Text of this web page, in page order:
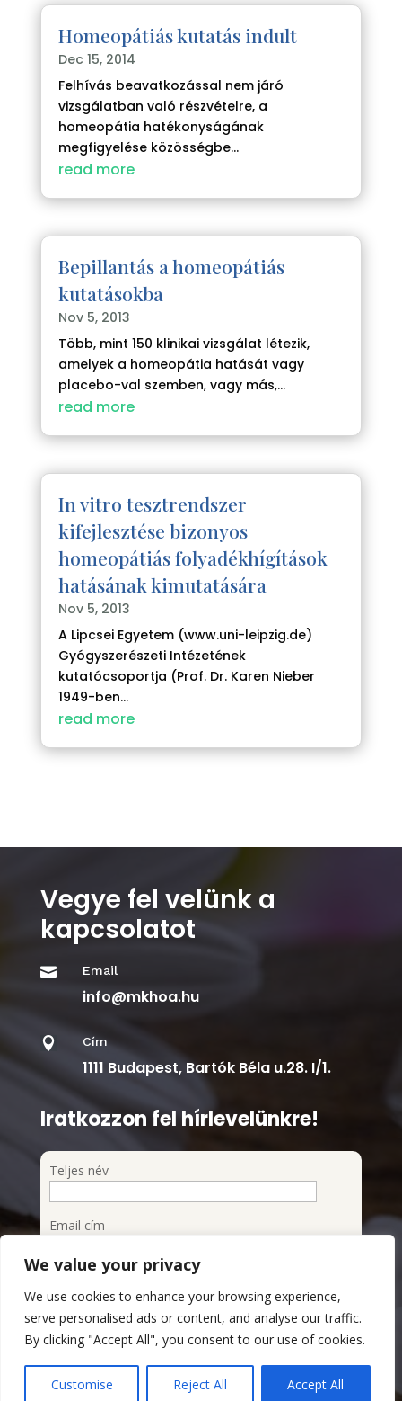
We value your privacy
We use cookies to enhance your browsing experience,
serve personalised ads or content, and analyse our traffic.
By clicking "Accept All", you consent to our use of cookies.
Customise Reject All Accept All
Homeopátiás kutatás indult
Dec 15, 2014
Felhívás beavatkozással nem járó
vizsgálatban való részvételre, a
homeopátia hatékonyságának
megfigyelése közösségbe...
read more
Bepillantás a homeopátiás
kutatásokba
Nov 5, 2013
Több, mint 150 klinikai vizsgálat létezik,
amelyek a homeopátia hatását vagy
placebo-val szemben, vagy más,...
read more
In vitro tesztrendszer
kifejlesztése bizonyos
homeopátiás folyadékhígítások
hatásának kimutatására
Nov 5, 2013
A Lipcsei Egyetem (www.uni-leipzig.de)
Gyógyszerészeti Intézetének
kutatócsoportja (Prof. Dr. Karen Nieber
1949-ben...
read more
Vegye fel velünk a
kapcsolatot
 Email
info@mkhoa.hu
 Cím
1111 Budapest, Bartók Béla u.28. I/1.
Iratkozzon fel hírlevelünkre!
Teljes név
Email cím
Megismertem és elfogadom az Adatvédelmi
szabályzatot
Adatvédelmi Szabályzat